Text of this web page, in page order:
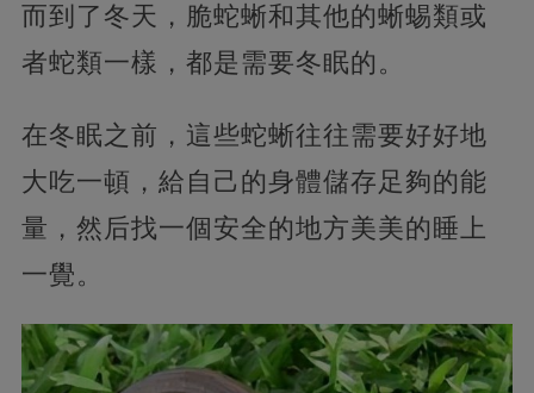
而到了冬天，脆蛇蜥和其他的蜥蜴類或
者蛇類一樣，都是需要冬眠的。
在冬眠之前，這些蛇蜥往往需要好好地
大吃一頓，給自己的身體儲存足夠的能
量，然后找一個安全的地方美美的睡上
一覺。